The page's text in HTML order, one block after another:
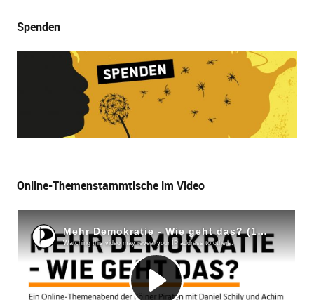
Spenden
Online-Themenstammtische im Video